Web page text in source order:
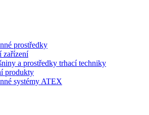
prostředky
zařízení
a prostředky trhací techniky
produkty
systémy ATEX